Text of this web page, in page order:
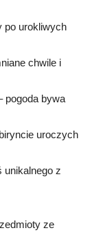
po urokliwych
chwile i
pogoda bywa
uroczych
unikalnego z
ze